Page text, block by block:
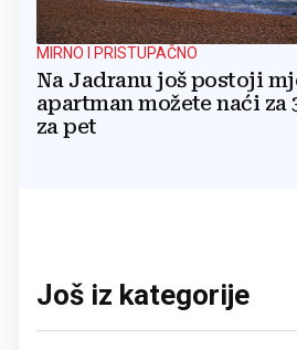
MIRNO I PRISTUPAČNO
Na Jadranu još postoji
apartman možete naći za
za pet
Još iz kategorije